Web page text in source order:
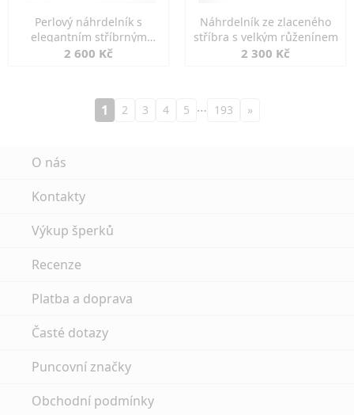
Perlový náhrdelník s
elegantním stříbrným
zapínáním
2 600 Kč
Náhrdelník ze zlaceného
stříbra s velkým růženínem
2 300 Kč
1 2 3 4 5 … 193 »
O nás
Kontakty
Výkup šperků
Recenze
Platba a doprava
Časté dotazy
Puncovní značky
Obchodní podmínky